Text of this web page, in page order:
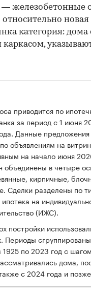
— железобетонные
новая
категория: дома
приводится по
за период с 1 июня
Данные предложения
объявлениям на
на начало июня
объединены в четыре
кирпичные,
Сделки разделены по
на
(ИЖС).
постройки
Периоды
1925 по 2023 год с
дома,
с 2024 года и